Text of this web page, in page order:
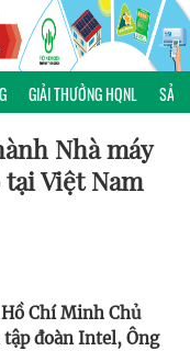
GIẢI THƯỞNG HQNL SẢN
NGHỆ
Nhà máy
Việt Nam
Chí Minh Chủ
đoàn Intel, Ông